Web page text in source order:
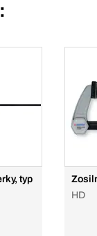
typ
HD